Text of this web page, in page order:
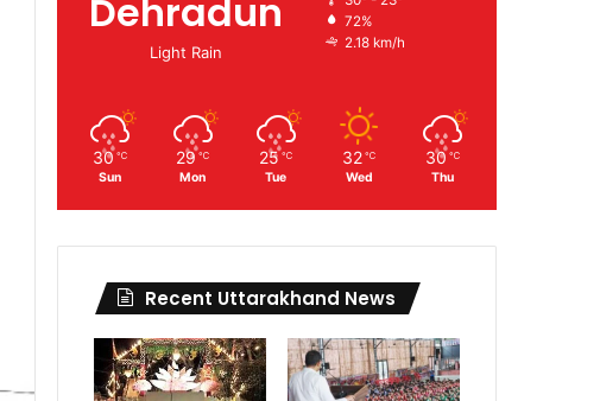
Dehradun
Light Rain
72%
2.18 km/h
30 ℃
Sun
29 ℃
Mon
25 ℃
Tue
32 ℃
Wed
30 ℃
Thu
Recent Uttarakhand News